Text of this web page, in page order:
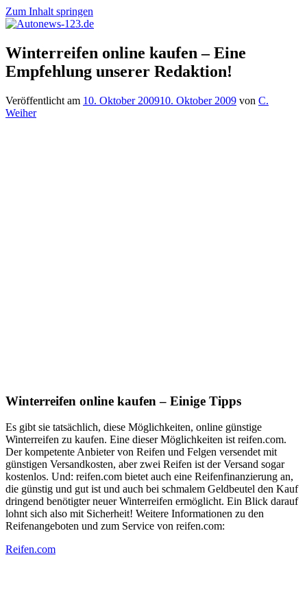
Zum Inhalt springen
Autonews-
123.de
Autonews
mit
Charme
Winterreifen online kaufen – Eine
Empfehlung unserer Redaktion!
Veröffentlicht am 10. Oktober 200910. Oktober 2009 von C.
Weiher
Winterreifen online kaufen – Einige Tipps
Es gibt sie tatsächlich, diese Möglichkeiten, online günstige
Winterreifen zu kaufen. Eine dieser Möglichkeiten ist reifen.com.
Der kompetente Anbieter von Reifen und Felgen versendet mit
günstigen Versandkosten, aber zwei Reifen ist der Versand sogar
kostenlos. Und: reifen.com bietet auch eine Reifenfinanzierung an,
die günstig und gut ist und auch bei schmalem Geldbeutel den Kauf
dringend benötigter neuer Winterreifen ermöglicht. Ein Blick darauf
lohnt sich also mit Sicherheit! Weitere Informationen zu den
Reifenangeboten und zum Service von reifen.com:
Reifen.com